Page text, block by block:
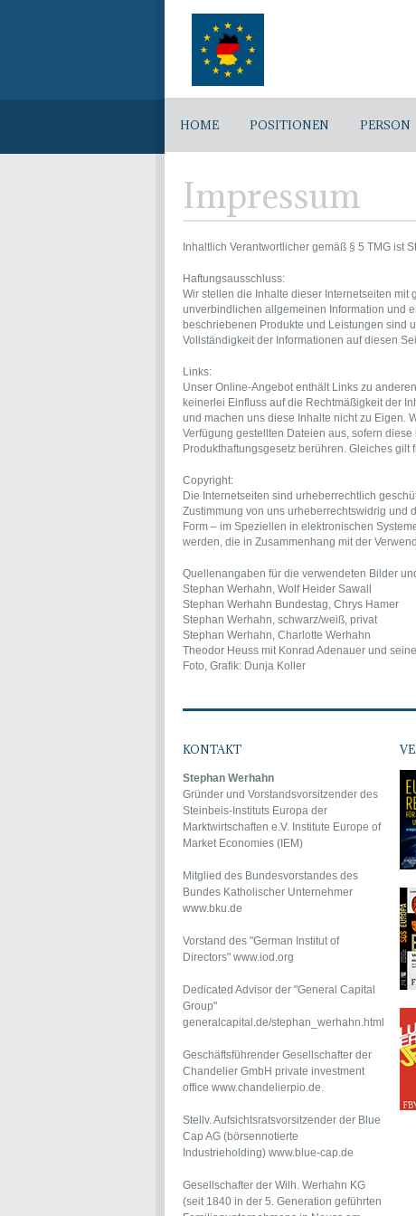
HOME POSITIONEN PERSON
Impressum
Inhaltlich Verantwortlicher gemäß § 5 TMG ist
Haftungsausschluss:
Wir stellen die Inhalte dieser Internetseiten
unverbindlichen allgemeinen Information und
beschriebenen Produkte und Leistungen sind
Vollständigkeit der Informationen auf diesen
Links:
Unser Online-Angebot enthält Links zu
keinerlei Einfluss auf die Rechtmäßigkeit der
und machen uns diese Inhalte nicht zu Eigen.
Verfügung gestellten Dateien aus, sofern
Produkthaftungsgesetz berühren. Gleiches
Copyright:
Die Internetseiten sind urheberrechtlich
Zustimmung von uns urheberrechtswidrig und
Form – im Speziellen in elektronischen
werden, die in Zusammenhang mit der
Quellenangaben für die verwendeten Bilder
Stephan Werhahn, Wolf Heider Sawall
Stephan Werhahn Bundestag, Chrys Hamer
Stephan Werhahn, schwarz/weiß, privat
Stephan Werhahn, Charlotte Werhahn
Theodor Heuss mit Konrad Adenauer und
Foto, Grafik: Dunja Koller
KONTAKT
Stephan Werhahn
Gründer und Vorstandsvorsitzender des
Steinbeis-Instituts Europa der
Marktwirtschaften e.V. Institute Europe of
Market Economies (IEM)
Mitglied des Bundesvorstandes des
Bundes Katholischer Unternehmer
www.bku.de
Vorstand des "German Institut of
Directors" www.iod.org
Dedicated Advisor der "General Capital
Group"
generalcapital.de/stephan_werhahn.html
Geschäftsführender Gesellschafter der
Chandelier GmbH private investment
office www.chandelierpio.de.
Stellv. Aufsichtsratsvorsitzender der Blue
Cap AG (börsennotierte
Industrieholding) www.blue-cap.de
Gesellschafter der Wilh. Werhahn KG
(seit 1840 in der 5. Generation geführten